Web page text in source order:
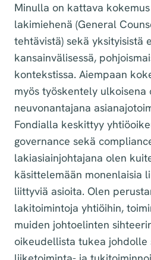
Minulla on kattava
lakimiehenä (General
tehtävistä) sekä yksityisistä
kansainvälisessä,
kontekstissa. Aiempaan
myös työskentely ulkoisena
neuvonantajana
Fondialla keskittyy
governance sekä
lakiasiainjohtajana olen
käsittelemään monenlaisia
liittyviä asioita. Olen
lakitoimintoja yhtiöihin,
muiden johtoelinten
oikeudellista tukea johdolle